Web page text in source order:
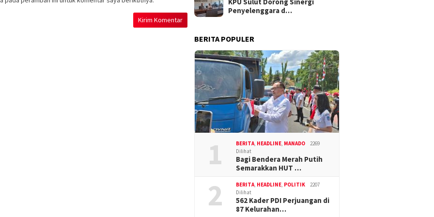
KPU Sulut Dorong Sinergi
Penyelenggara d…
BERITA POPULER
1 BERITA, HEADLINE, MANADO
2269
Dilihat
Bagi Bendera Merah Putih
Semarakkan HUT …
2 BERITA, HEADLINE, POLITIK
2207
Dilihat
562 Kader PDI Perjuangan di
87 Kelurahan…